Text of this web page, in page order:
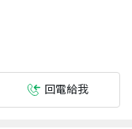
回電給我